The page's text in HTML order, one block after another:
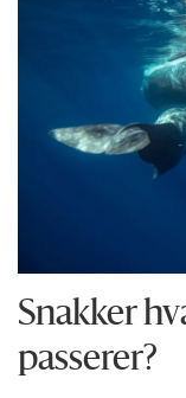
Snakker
passerer?